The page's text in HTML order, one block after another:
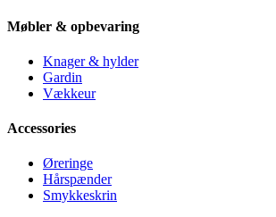
Møbler & opbevaring
Knager & hylder
Gardin
Vækkeur
Accessories
Øreringe
Hårspænder
Smykkeskrin